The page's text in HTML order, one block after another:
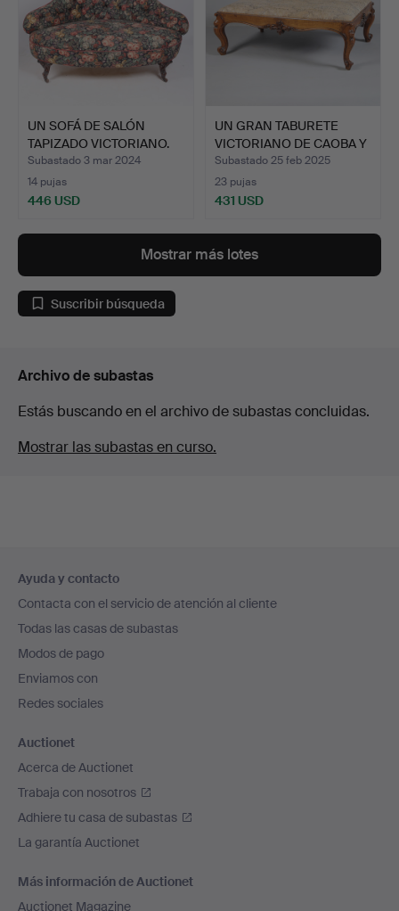
UN SOFÁ DE SALÓN
TAPIZADO VICTORIANO.
Subastado 3 mar 2024
14 pujas
446 USD
UN GRAN TABURETE
VICTORIANO DE CAOBA Y
TAP…
Subastado 25 feb 2025
23 pujas
431 USD
Mostrar más lotes
Suscribir búsqueda
Archivo de subastas
Estás buscando en el archivo de subastas concluidas.
Mostrar las subastas en curso.
en
el
pie
de
página
Ayuda y contacto
Contacta con el servicio de atención al cliente
Todas las casas de subastas
Modos de pago
Enviamos con
Redes sociales
Auctionet
Acerca de Auctionet
Trabaja con nosotros
Adhiere tu casa de subastas
La garantía Auctionet
Más información de Auctionet
Auctionet Magazine